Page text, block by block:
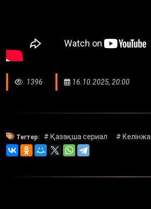
1396 16.10.2025, 20:00
Тегтер: # Қазақша сериал #